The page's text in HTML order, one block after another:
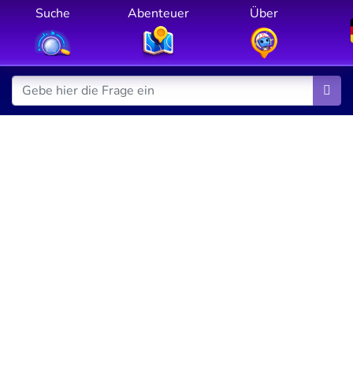
Suche Abenteuer Über